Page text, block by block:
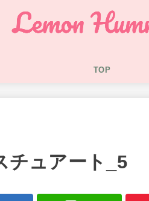
TOP
チュアート_5